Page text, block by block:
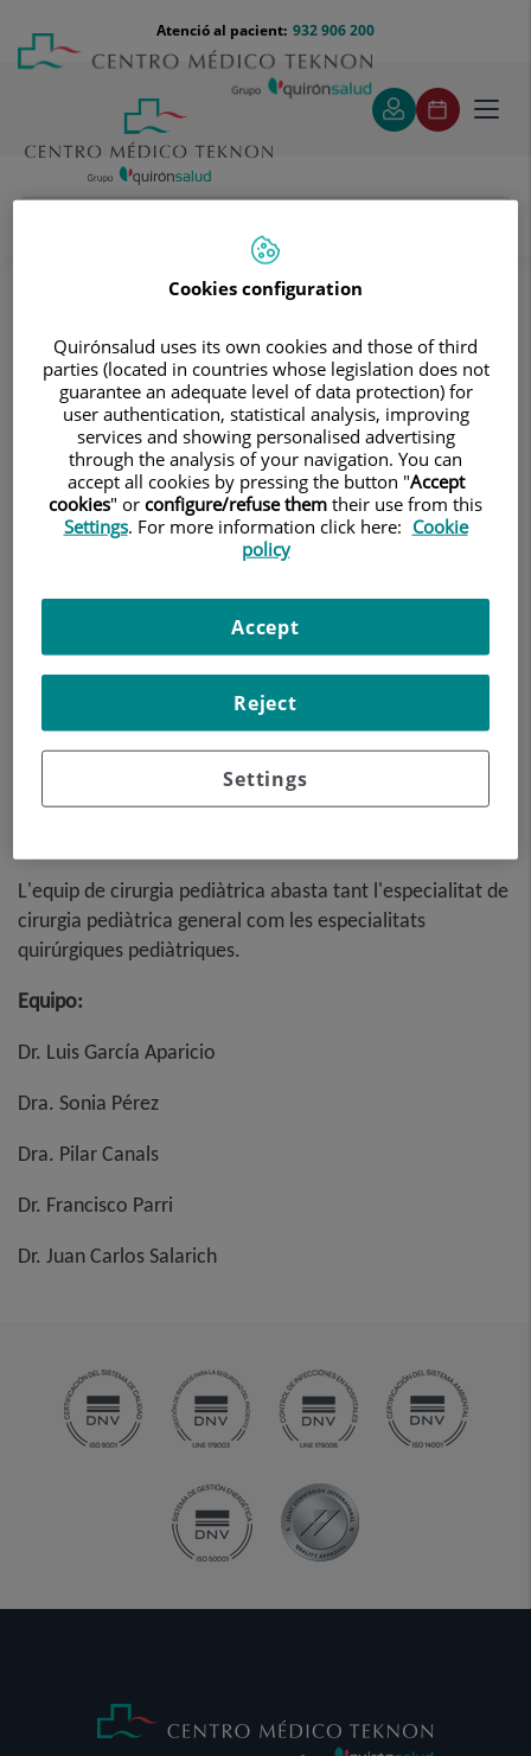
contingut
Menú
teléfono
cabecera
932 906 200
Atenció al pacient:
Unitat de Pediatria i Cirurgia pediàtrica
Tractaments i especialitats
Cirurgia Pediàtrica
Cirurgia Pediàtrica
L'equip de cirurgia pediàtrica del Centre Mèdic Teknon és
un dels més avançats d'Europa en la seva especialitat.
Està format per un Grup de cirurgians pediàtrics de
primer nivell, amb reconeguda experiència, sòlida
formació i capacitat per oferir solucions efectives i
eficients a les necessitats assistencials dels pacients,
L'equip de cirurgia pediàtrica abasta tant l'especialitat de
cirurgia pediàtrica general com les especialitats
quirúrgiques pediàtriques.
Equipo:
Dr. Luis García Aparicio
Dra. Sonia Pérez
Dra. Pilar Canals
Dr. Francisco Parri
Dr. Juan Carlos Salarich
Cookies configuration
Quirónsalud uses its own cookies and those of third
parties (located in countries whose legislation does not
guarantee an adequate level of data protection) for
user authentication, statistical analysis, improving
services and showing personalised advertising
through the analysis of your navigation. You can
accept all cookies by pressing the button "Accept
cookies" or configure/refuse them their use from this
Settings. For more information click here: Cookie
policy
Settings
Reject
Accept